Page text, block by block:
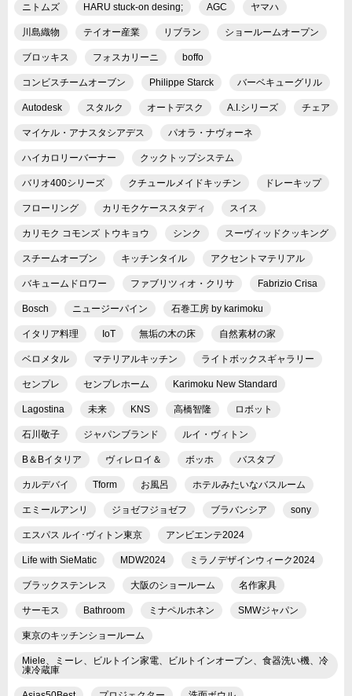
ニトムズ HARU stuck-on desing; AGC ヤマハ
川島織物 テイオー産業 リブラン ショールームオープン
ブロッキス フォスカリーニ boffo
コンビスチームオーブン Philippe Starck バーベキューグリル
Autodesk スタルク オートデスク A.I.シリーズ チェア
マイケル・アナスタシアデス パオラ・ナヴォーネ
ハイカロリーバーナー クックトップシステム
バリオ400シリーズ クチュールメイドキッチン ドレーキップ
フローリング カリモクケーススタディ スイス
カリモク コモンズ トウキョウ シンク スーヴィッドクッキング
スチームオーブン キッチンタイル アクセントマテリアル
バキュームドロワー ファブリツィオ・クリサ Fabrizio Crisa
Bosch ニュージーパイン 石巻工房 by karimoku
イタリア料理 IoT 無垢の木の床 自然素材の家
ベロメタル マテリアルキッチン ライトボックスギャラリー
センプレ センプレホーム Karimoku New Standard
Lagostina 未来 KNS 高橋智隆 ロボット
石川敬子 ジャパンブランド ルイ・ヴィトン
B＆Bイタリア ヴィレロイ＆ ボッホ バスタブ
カルデバイ Tform お風呂 ホテルみたいなバスルーム
エミールアンリ ジョゼフジョゼフ ブラバンシア sony
エスパス ルイ･ヴィトン東京 アンビエンテ2024
Life with SieMatic MDW2024 ミラノデザインウィーク2024
ブラックステンレス 大阪のショールーム 名作家具
サーモス Bathroom ミナペルホネン SMWジャパン
東京のキッチンショールーム
Miele、ミーレ、ビルトイン家電、ビルトインオーブン、食器洗い機、冷
凍冷蔵庫